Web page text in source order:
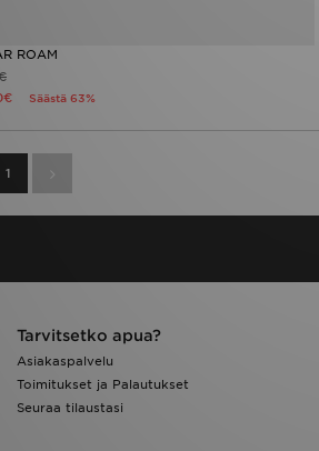
ROAM
Säästä 63%
1
Tarvitsetko apua?
Asiakaspalvelu
Toimitukset ja Palautukset
Seuraa tilaustasi